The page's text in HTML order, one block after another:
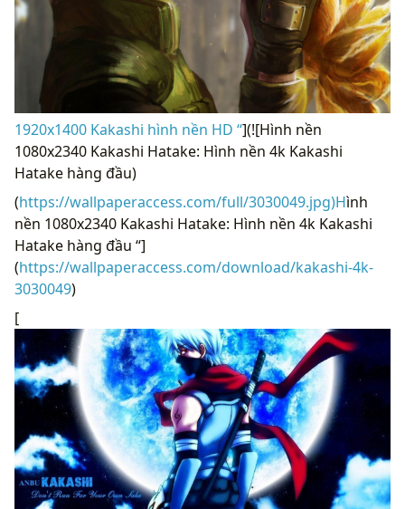
1920x1400 Kakashi hình nền HD “](![Hình nền
1080x2340 Kakashi Hatake: Hình nền 4k Kakashi
Hatake hàng đầu)
(https://wallpaperaccess.com/full/3030049.jpg)Hình
nền 1080x2340 Kakashi Hatake: Hình nền 4k Kakashi
Hatake hàng đầu “]
(https://wallpaperaccess.com/download/kakashi-4k-
3030049)
[